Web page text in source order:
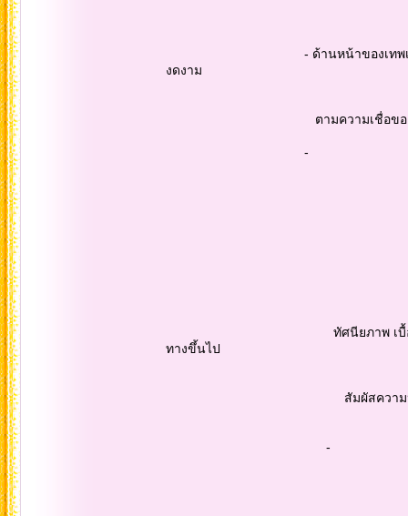
- ด้านหน้าของเทพเจ้าศักดิ์สิทธิ์ จ
งดงาม
ตามความเชื่อของชนเผ่าน่าซี..ที่เ
-
ทัศนียภาพ เบื้องหน้า คือ ทิวเขา
ทางขึ้นไป
สัมผัสความหนาวเหน็บ..ที่มีมน
-